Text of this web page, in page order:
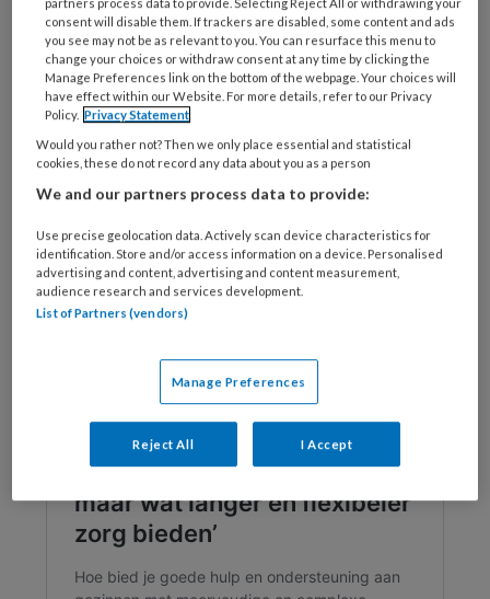
Kindermishandeling. Want ieder kind dat in
een onveilige thuissituatie moet leven is er één
teveel.
Gerelateerde informatie
Bekijk het BSL overzicht aan gerelateerde
vakinformatie op het gebied van
kindermishandeling >
Richtlijn Kindermishandeling
kinderen over kindermishandeling
Blijf van mijn mama af!
partners process data to provide. Selecting Reject All or withdrawing your
consent will disable them. If trackers are disabled, some content and ads
you see may not be as relevant to you. You can resurface this menu to
change your choices or withdraw consent at any time by clicking the
Manage Preferences link on the bottom of the webpage. Your choices will
have effect within our Website. For more details, refer to our Privacy
Policy. Privacy Statement
Would you rather not? Then we only place essential and statistical
cookies, these do not record any data about you as a person
We and our partners process data to provide:
Use precise geolocation data. Actively scan device characteristics for
identification. Store and/or access information on a device. Personalised
advertising and content, advertising and content measurement,
audience research and services development.
List of Partners (vendors)
Manage Preferences
Reject All I Accept